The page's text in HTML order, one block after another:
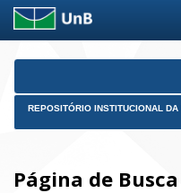
Skip
REPOSITÓRIO INSTITUCIONAL DA
Página de Busca